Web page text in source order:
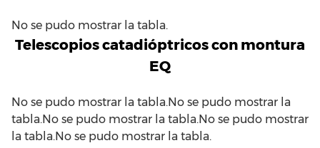
No se pudo mostrar la tabla.
Telescopios catadióptricos con montura
EQ
No se pudo mostrar la tabla.No se pudo mostrar la
tabla.No se pudo mostrar la tabla.No se pudo mostrar
la tabla.No se pudo mostrar la tabla.